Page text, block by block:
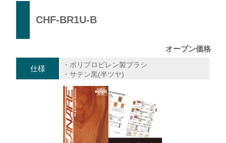
CHF-BR1U-B
オープン価格
仕様
・ポリプロピレン製ブラシ
・サテン黒(半ツヤ)